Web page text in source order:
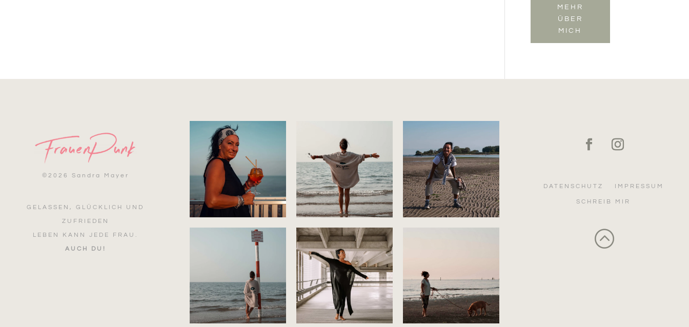
MEHR
ÜBER
MICH
© 2026 Sandra Mayer
GELASSEN, GLÜCKLICH UND
ZUFRIEDEN
LEBEN KANN JEDE FRAU.
AUCH DU!
DATENSCHUTZ IMPRESSUM
SCHREIB MIR
: